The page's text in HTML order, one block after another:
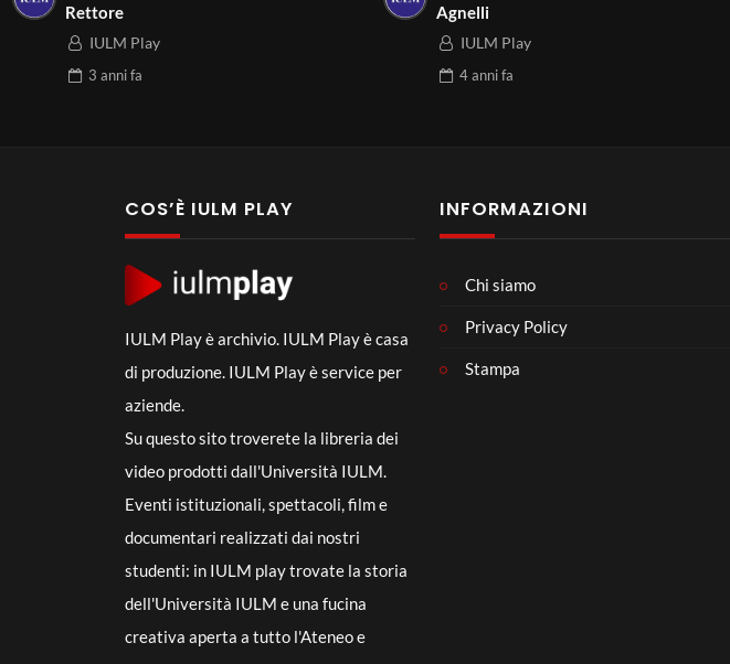
Rettore
IULM Play
3 annifa
Agnelli
IULM Play
4 annifa
COS’È IULM PLAY
IULM Play è archivio. IULM Play è casa
di produzione. IULM Play è service per
aziende.
Su questo sito troverete la libreria dei
video prodotti dall'Università IULM.
Eventi istituzionali, spettacoli, film e
documentari realizzati dai nostri
studenti: in IULM play trovate la storia
dell'Università IULM e una fucina
creativa aperta a tutto l'Ateneo e
INFORMAZIONI
Chi siamo
Privacy Policy
Stampa